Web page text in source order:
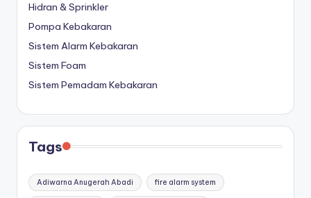
Hidran & Sprinkler
Pompa Kebakaran
Sistem Alarm Kebakaran
Sistem Foam
Sistem Pemadam Kebakaran
Tags
Adiwarna Anugerah Abadi fire alarm system